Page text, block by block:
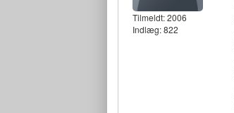
Tilmeldt:2006
Indlæg: 822